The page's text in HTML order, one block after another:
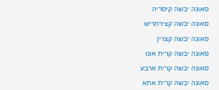
סאונה יבשה קיסריה
סאונה יבשה קצירחריש
סאונה יבשה קצרין
סאונה יבשה קרית אונו
סאונה יבשה קרית ארבע
סאונה יבשה קרית אתא